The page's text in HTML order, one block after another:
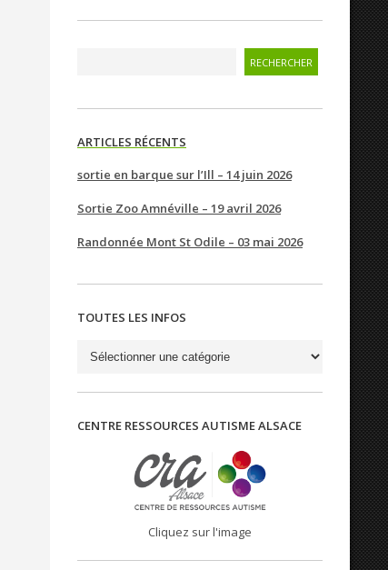
ARTICLES RÉCENTS
sortie en barque sur l’Ill – 14 juin 2026
Sortie Zoo Amnéville – 19 avril 2026
Randonnée Mont St Odile – 03 mai 2026
TOUTES LES INFOS
Toutes
infos
CENTRE RESSOURCES AUTISME ALSACE
Cliquez sur l'image